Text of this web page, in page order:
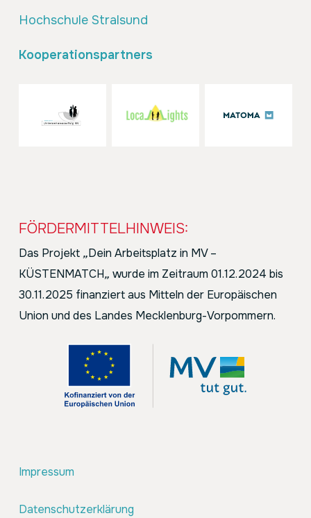
Hochschule Stralsund
Kooperationspartners
FÖRDERMITTELHINWEIS:
Das Projekt „Dein Arbeitsplatz in MV –
KÜSTENMATCH„ wurde im Zeitraum 01.12.2024 bis
30.11.2025 finanziert aus Mitteln der Europäischen
Union und des Landes Mecklenburg-Vorpommern.
Impressum
Datenschutzerklärung